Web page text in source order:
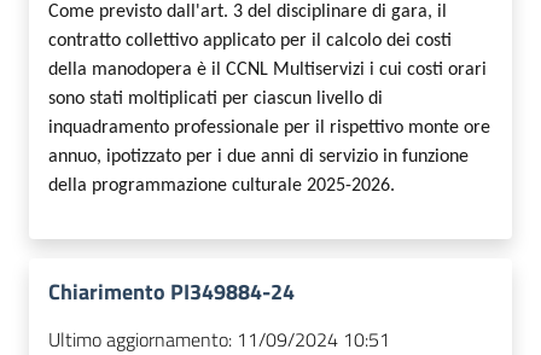
Come previsto dall'art. 3 del disciplinare di gara, il
contratto collettivo applicato per il calcolo dei costi
della manodopera è il CCNL Multiservizi i cui costi orari
sono stati moltiplicati per ciascun livello di
inquadramento professionale per il rispettivo monte ore
annuo, ipotizzato per i due anni di servizio in funzione
della programmazione culturale 2025-2026.
Chiarimento PI349884-24
Ultimo aggiornamento: 11/09/2024 10:51